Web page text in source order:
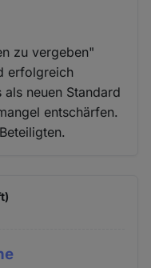
zu vergeben"
erfolgreich
neuen Standard
entschärfen.